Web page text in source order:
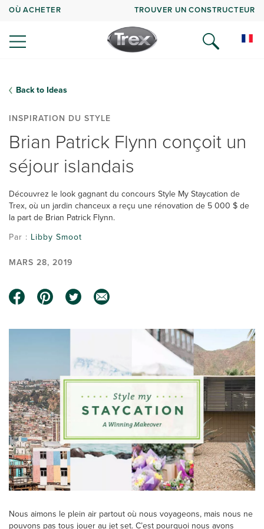
OÙ ACHETER TROUVER UN CONSTRUCTEUR
Back to Ideas
INSPIRATION DU STYLE
Brian Patrick Flynn conçoit un
séjour islandais
Découvrez le look gagnant du concours Style My Staycation de
Trex, où un jardin chanceux a reçu une rénovation de 5 000 $ de
la part de Brian Patrick Flynn.
Par : Libby Smoot
MARS 28, 2019
Nous aimons le plein air partout où nous voyageons, mais nous ne
pouvons pas tous jouer au jet set. C’est pourquoi nous avons